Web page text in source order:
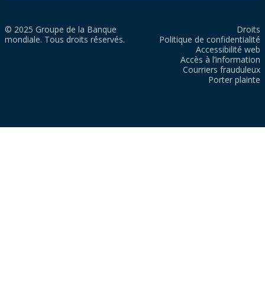
© 2025 Groupe de la Banque
mondiale. Tous droits réservés.
Droits
Politique de confidentialité
Accessibilité web
Accès à l’information
Courriers frauduleux
Porter plainte